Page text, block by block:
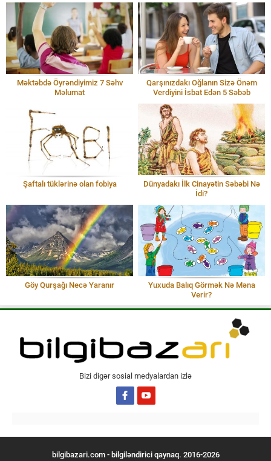
Məktəbdə Öyrəndiyimiz 7 Səhv
Məlumat
Qarşınızdakı Oğlanın Sizə Önəm
Verdiyini İsbat Edən 5 Səbəb
Şaftalı tüklərinə olan fobiya
Dünyadakı İlk Cinayətin Səbəbi Nə
İdi?
Göy Qurşağı Necə Yaranır
Yuxuda Balıq Görmək Nə Məna
Verir?
Bizi digər sosial medyalardan izlə
bilgibazari.com - bilgiləndirici qaynaq. 2016-2026